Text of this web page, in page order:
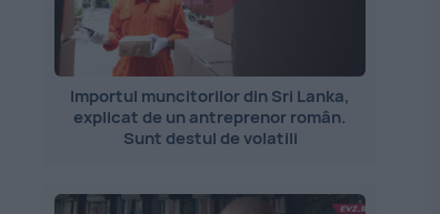
Importul muncitorilor din Sri Lanka,
explicat de un antreprenor român.
Sunt destul de volatili